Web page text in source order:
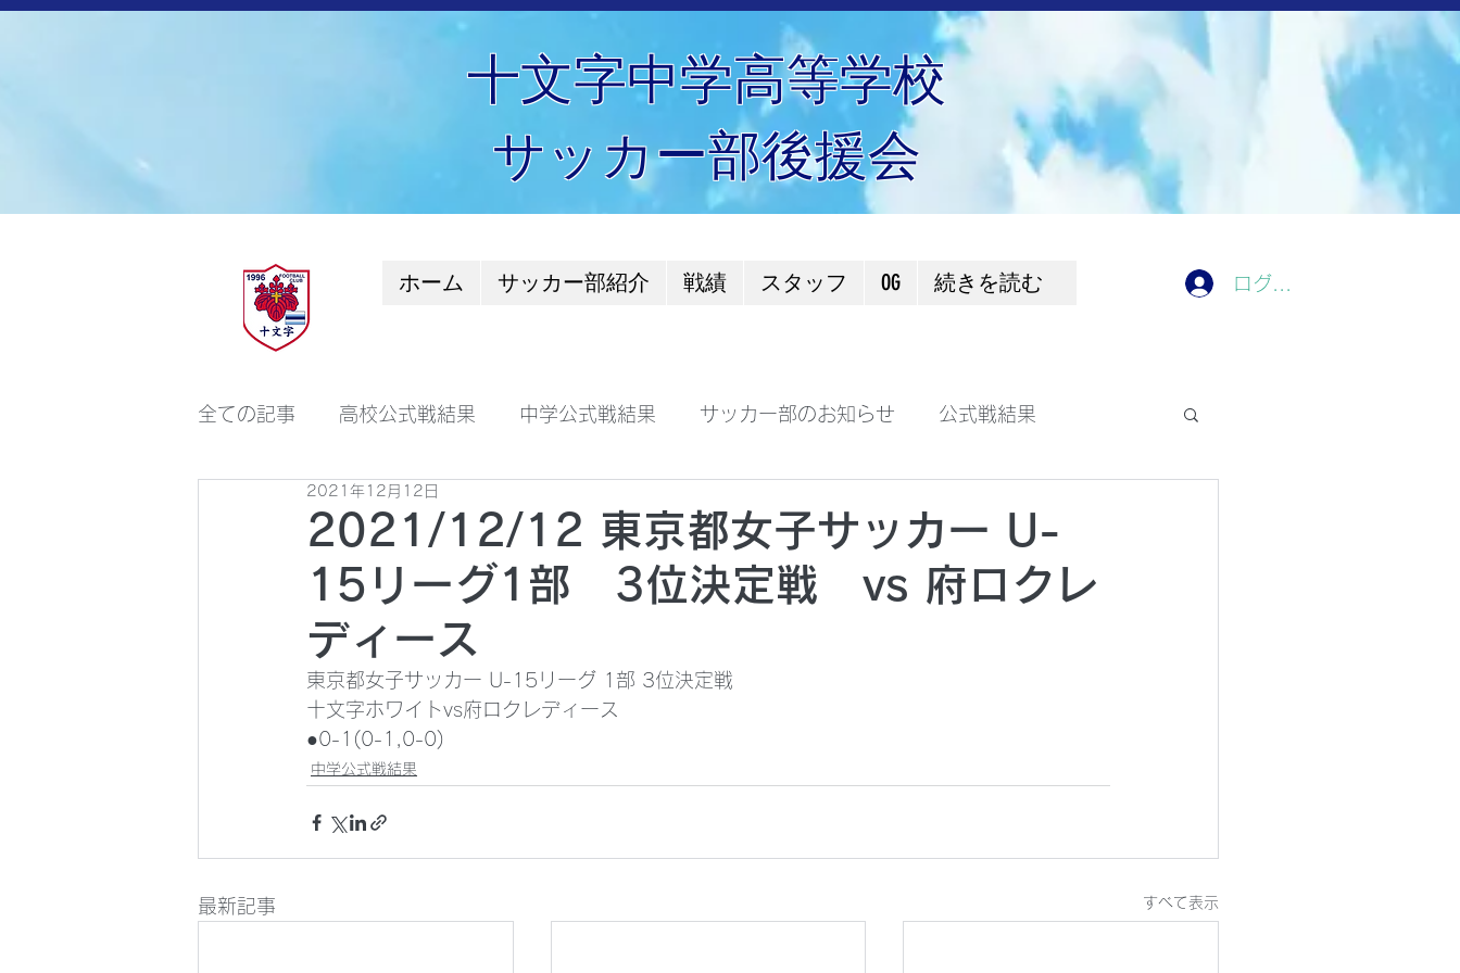
十文字中学高等学校
サッカー部後援会
ホーム サッカー部紹介 戦績 スタッフ OG 続きを読む ログイン
全ての記事 高校公式戦結果 中学公式戦結果 サッカー部のお知らせ 公式戦結果
2021/12/12 東京都女子サッカー U-
15リーグ1部 3位決定戦 vs 府ロクレ
ディース
2021年12月12日
東京都女子サッカー U-15リーグ 1部 3位決定戦
十文字ホワイトvs府ロクレディース
●0-1(0-1,0-0)
中学公式戦結果
最新記事 すべて表示